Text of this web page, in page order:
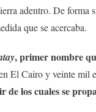
adentro. De forma
que se acercaba.
, primer nombre
El Cairo y veinte mil
de los cuales se